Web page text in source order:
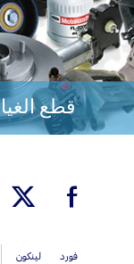
قطع
فورد لينكون